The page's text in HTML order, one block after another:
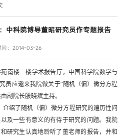
中科院博导董昭研究员作专题报告
间：2014-03-26
南楼二楼学术报告厅，中国科学院数学与
员应邀来我院做关于“随机（偏）微分方程
副院长殷晓斌主持。
绍了随机（偏）微分方程研究的遍历性问
及一些有意义的有待于研究的问题。我院
研究生认真地聆听了董老师的报告，并和